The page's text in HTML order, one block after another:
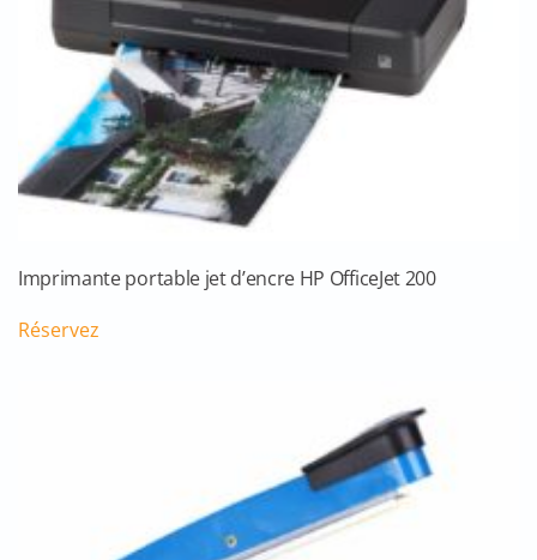
Imprimante portable jet d’encre HP OfficeJet 200
Réservez